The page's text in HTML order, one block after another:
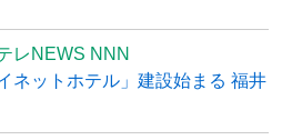
レNEWS NNN
ネットホテル」建設始まる 福井